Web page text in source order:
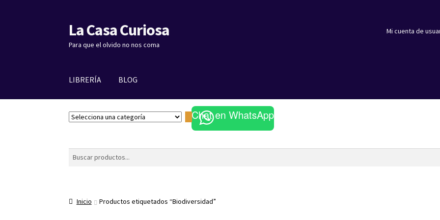
Ir
a
la
Ir
al
contenido
La Casa Curiosa
Para que el olvido no nos coma
Mi cuenta de
LIBRERÍA BLOG
S
e
n
Chat en WhatsApp
Buscar
Inicio Productos etiquetados “Biodiversidad”